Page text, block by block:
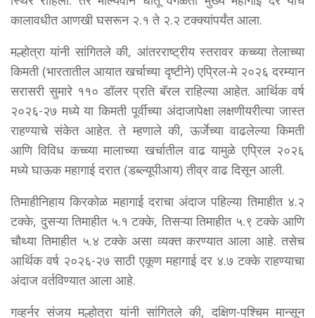
कालावधीत आणखी घसरून २.१ ते २.२ टक्क्यांपर्यंत आला.
मल्होत्रा यांनी सांगितले की, आंतरराष्ट्रीय स्तरावर कच्च्या तेलाच्या
किमती (भारतातील आयात खर्चाच्या दृष्टीने) एप्रिल-मे २०२६ दरम्यान
सरासरी सुमारे ११० डॉलर प्रति बॅरल राहिल्या आहेत. आर्थिक वर्ष
२०२६-२७ मध्ये या किमती पूर्वीच्या अंदाजापेक्षा लक्षणीयरीत्या जास्त
राहण्याचे संकेत आहेत. ते म्हणाले की, ऊर्जेच्या वाढलेल्या किमती
आणि विविध कच्च्या मालाच्या खर्चातील वाढ यामुळे एप्रिल २०२६
मध्ये घाऊक महागाई दरात (डब्ल्यूपीआय) तीव्र वाढ दिसून आली.
तिमाहीनिहाय किरकोळ महागाई दराचा अंदाज पहिल्या तिमाहीत ४.२
टक्के, दुसऱ्या तिमाहीत ५.१ टक्के, तिसऱ्या तिमाहीत ५.९ टक्के आणि
चौथ्या तिमाहीत ५.४ टक्के असा व्यक्त करण्यात आला आहे. तसेच
आर्थिक वर्ष २०२६-२७ साठी एकूण महागाई दर ४.७ टक्के राहण्याचा
अंदाज वर्तविण्यात आला आहे.
गव्हर्नर संजय मल्होत्रा यांनी सांगितले की, दक्षिण-पश्चिम मान्सून